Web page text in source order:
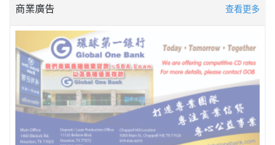
商業廣告 查看更多